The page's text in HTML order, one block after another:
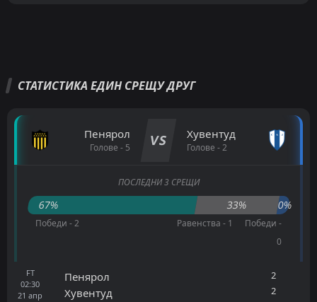
СТАТИСТИКА ЕДИН СРЕЩУ ДРУГ
Пенярол
Голове - 5 VS Хувентуд
Голове - 2
ПОСЛЕДНИ 3 СРЕЩИ
67% 33% 0%
Победи - 2 Равенства - 1
Победи -
0
FT
02:30
21 апр
Пенярол
Хувентуд
2
2